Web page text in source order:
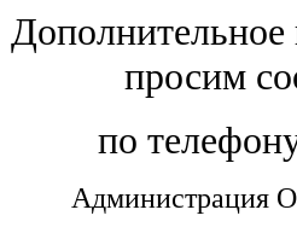
Дополнительное
просим
по
Администрация